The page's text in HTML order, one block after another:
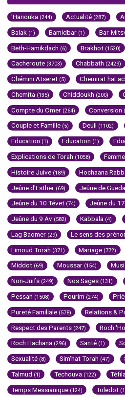
'Hanouka (244) Actualité (287)
Balak (1) Bamidbar (1) Bar-
Beth-Hamikdach (6) Brakhot (1520)
Cacheroute (3703) Chabbath (2429)
Chémini Atseret (5) Chemirat
Chemita (135) Chiddoukh (200)
Compte du Omer (264) Conversion
Couple et Famille (5) Deuil (1102)
Education (1) Education (1)
Explications de Torah (1058)
Histoire Juive (189) Hochaana
Jeûne d'Esther (69) Jeûne de
Jeûne du 10 Tévet (74) Jeûne du
Jeûne du 9 Av (582) Kabbala (4)
Lag Baomer (29) Le sens des
Limoud Torah (371) Mariage (772)
Middot (69) Moussar (154)
Non-Juifs (249) Nos Sages (131)
Pessah (1508) Pourim (274)
Pureté Familiale (578) Relations &
Respect des Parents (247) Roch
Roch Hachana (296) Santé (1)
Sexualité (8) Sim'hat Torah (47)
Talmud (1) Techouva (122) Téfila
Temps Messianique (124) Toledot